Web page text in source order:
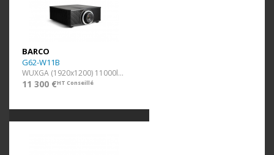
BARCO
G62-W11B
WUXGA (1920x1200) 11000lm Noir
11 300 €HT Conseillé